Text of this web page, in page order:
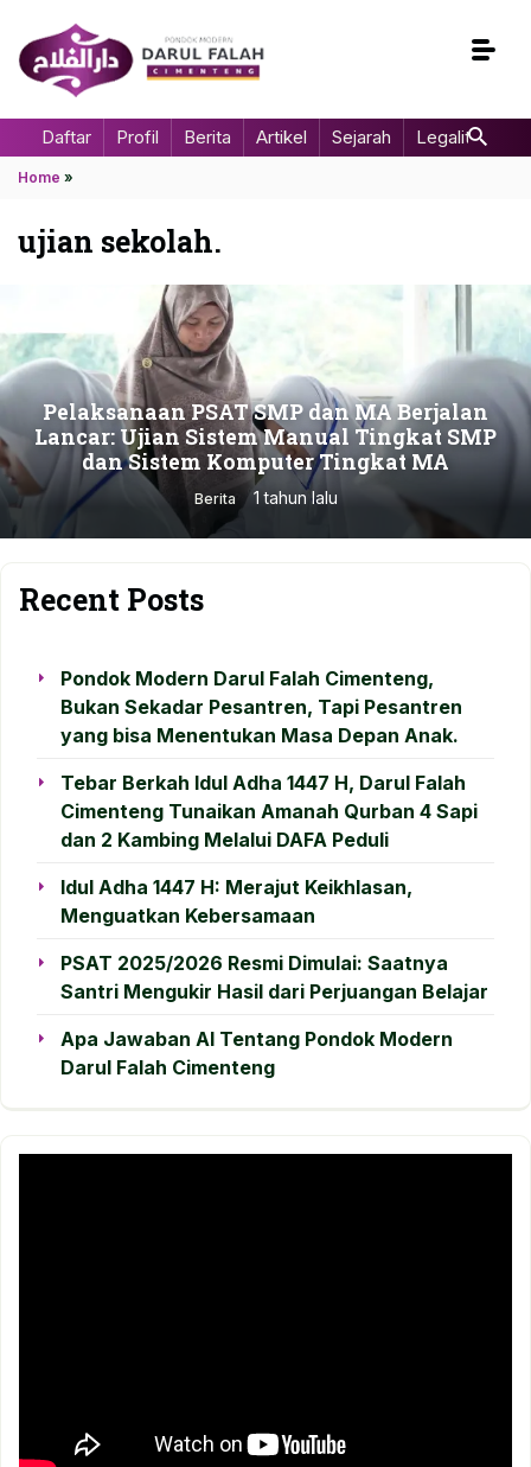
Daftar Profil Berita Artikel Sejarah Legalitas
Home »
ujian sekolah.
Pelaksanaan PSAT SMP dan MA Berjalan
Lancar: Ujian Sistem Manual Tingkat SMP
dan Sistem Komputer Tingkat MA
Berita 1 tahun lalu
Recent Posts
Pondok Modern Darul Falah Cimenteng,
Bukan Sekadar Pesantren, Tapi Pesantren
yang bisa Menentukan Masa Depan Anak.
Tebar Berkah Idul Adha 1447 H, Darul Falah
Cimenteng Tunaikan Amanah Qurban 4 Sapi
dan 2 Kambing Melalui DAFA Peduli
Idul Adha 1447 H: Merajut Keikhlasan,
Menguatkan Kebersamaan
PSAT 2025/2026 Resmi Dimulai: Saatnya
Santri Mengukir Hasil dari Perjuangan Belajar
Apa Jawaban AI Tentang Pondok Modern
Darul Falah Cimenteng